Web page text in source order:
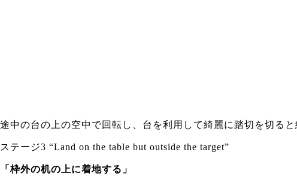
途中の台の上の空中で回転し、台を利用して綺麗に踏切を切ると
ステージ3 “Land on the table but outside the target”
「枠外の机の上に着地する」